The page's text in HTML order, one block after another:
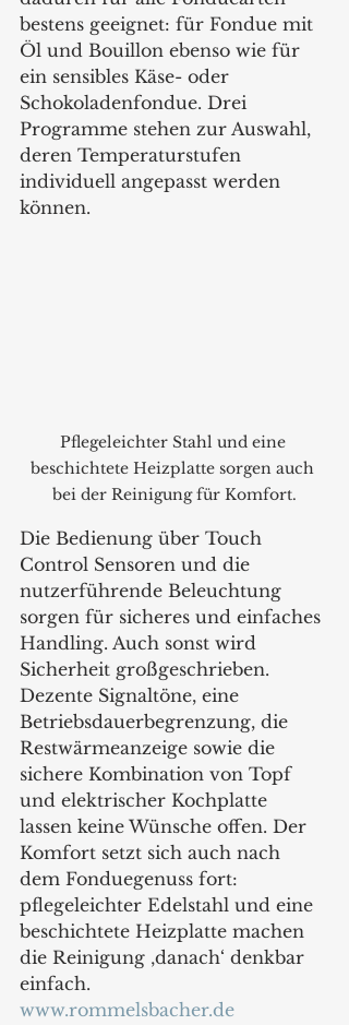
bestens geeignet: für Fondue mit
Öl und Bouillon ebenso wie für
ein sensibles Käse- oder
Schokoladenfondue. Drei
Programme stehen zur Auswahl,
deren Temperaturstufen
individuell angepasst werden
können.
Pflegeleichter Stahl und eine
beschichtete Heizplatte sorgen auch
bei der Reinigung für Komfort.
Die Bedienung über Touch
Control Sensoren und die
nutzerführende Beleuchtung
sorgen für sicheres und einfaches
Handling. Auch sonst wird
Sicherheit großgeschrieben.
Dezente Signaltöne, eine
Betriebsdauerbegrenzung, die
Restwärmeanzeige sowie die
sichere Kombination von Topf
und elektrischer Kochplatte
lassen keine Wünsche offen. Der
Komfort setzt sich auch nach
dem Fonduegenuss fort:
pflegeleichter Edelstahl und eine
beschichtete Heizplatte machen
die Reinigung ‚danach‘ denkbar
einfach.
www.rommelsbacher.de